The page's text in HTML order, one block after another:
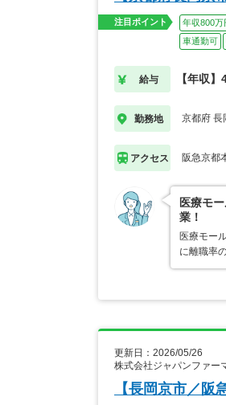
注目ポイント 年収800万
車通勤可
給与 【年収
勤務地 京都府 長
アクセス 阪急京都
医療モ
業！
医療モー
に離職率
更新日：2026/05/26
株式会社ジャパンファ
【長岡京市／